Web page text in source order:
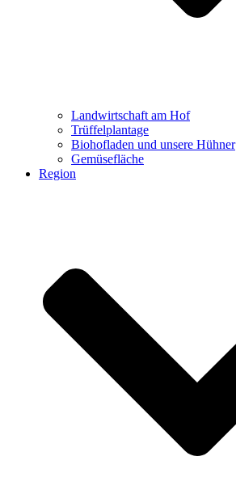
Landwirtschaft am Hof
Trüffelplantage
Biohofladen und unsere Hühner
Gemüsefläche
Region